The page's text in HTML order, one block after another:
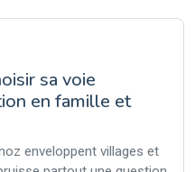
sa voie
en famille et
enveloppent villages et